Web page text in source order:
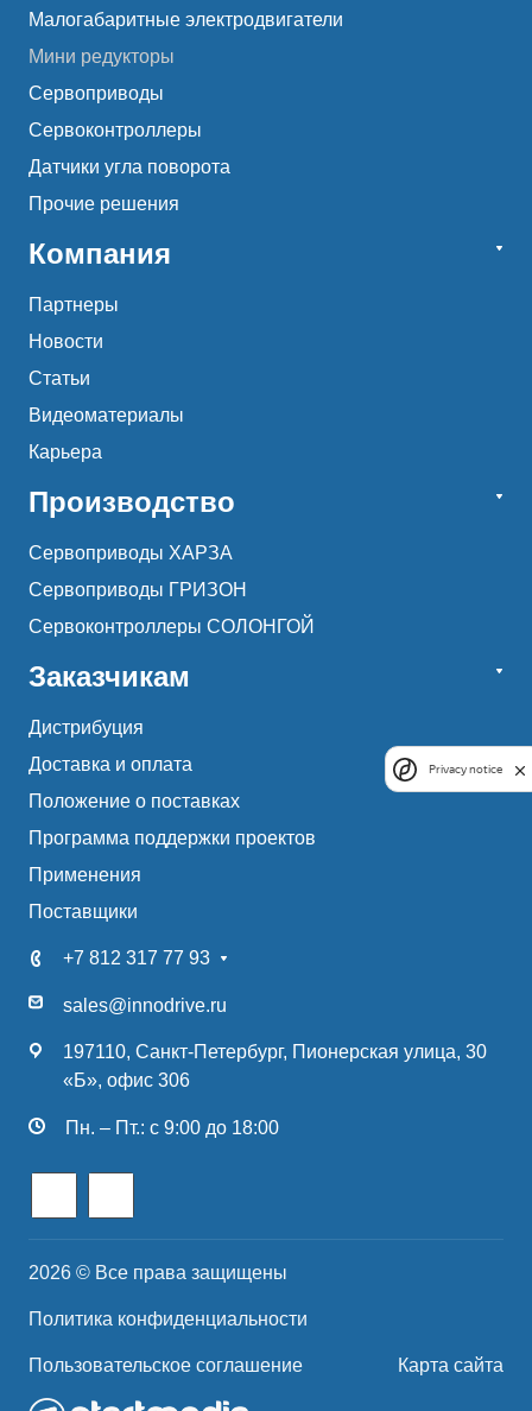
Малогабаритные электродвигатели
Мини редукторы
Сервоприводы
Сервоконтроллеры
Датчики угла поворота
Прочие решения
Компания
Партнеры
Новости
Статьи
Видеоматериалы
Карьера
Производство
Сервоприводы ХАРЗА
Сервоприводы ГРИЗОН
Сервоконтроллеры СОЛОНГОЙ
Заказчикам
Дистрибуция
Доставка и оплата
Положение о поставках
Программа поддержки проектов
Применения
Поставщики
+7 812 317 77 93
sales@innodrive.ru
197110, Санкт-Петербург, Пионерская улица, 30
«Б», офис 306
Пн. – Пт.: с 9:00 до 18:00
2026 © Все права защищены
Политика конфиденциальности
Пользовательское соглашение Карта сайта
Privacy notice